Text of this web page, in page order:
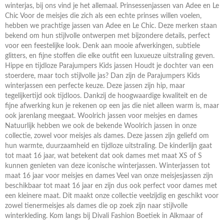
winterjas, bij ons vind je het allemaal. Prinsessenjassen van Adee en Le
Chic Voor de meisjes die zich als een echte prinses willen voelen,
hebben we prachtige jassen van Adee en Le Chic. Deze merken staan
bekend om hun stijlvolle ontwerpen met bijzondere details, perfect
voor een feestelijke look. Denk aan mooie afwerkingen, subtiele
glitters, en fijne stoffen die elke outfit een luxueuze uitstraling geven.
Hippe en tijdloze Parajumpers Kids jassen Houdt je dochter van een
stoerdere, maar toch stijlvolle jas? Dan zijn de Parajumpers Kids
winterjassen een perfecte keuze. Deze jassen zijn hip, maar
tegelijkertijd ook tijdloos. Dankzij de hoogwaardige kwaliteit en de
fijne afwerking kun je rekenen op een jas die niet alleen warm is, maar
ook jarenlang meegaat. Woolrich jassen voor meisjes en dames
Natuurlijk hebben we ook de bekende Woolrich jassen in onze
collectie, zowel voor meisjes als dames. Deze jassen zijn geliefd om
hun warmte, duurzaamheid en tijdloze uitstraling. De kinderlijn gaat
tot maat 16 jaar, wat betekent dat ook dames met maat XS of S
kunnen genieten van deze iconische winterjassen. Winterjassen tot
maat 16 jaar voor meisjes en dames Veel van onze meisjesjassen zijn
beschikbaar tot maat 16 jaar en zijn dus ook perfect voor dames met
een kleinere maat. Dit maakt onze collectie veelzijdig en geschikt voor
zowel tienermeisjes als dames die op zoek zijn naar stijlvolle
winterkleding. Kom langs bij Divali Fashion Boetiek in Alkmaar of